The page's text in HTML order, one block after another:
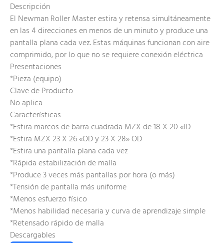
Descripción
El Newman Roller Master estira y retensa simultáneamente
en las 4 direcciones en menos de un minuto y produce una
pantalla plana cada vez. Estas máquinas funcionan con aire
comprimido, por lo que no se requiere conexión eléctrica
Presentaciones
*Pieza (equipo)
Clave de Producto
No aplica
Características
*Estira marcos de barra cuadrada MZX de 18 X 20 «ID
*Estira MZX 23 X 26 «OD y 23 X 28» OD
*Estira una pantalla plana cada vez
*Rápida estabilización de malla
*Produce 3 veces más pantallas por hora (o más)
*Tensión de pantalla más uniforme
*Menos esfuerzo físico
*Menos habilidad necesaria y curva de aprendizaje simple
*Retensado rápido de malla
Descargables